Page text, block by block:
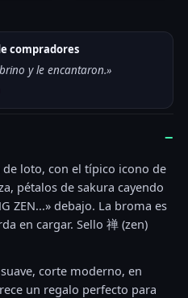
compradores
y le encantaron.»
−
loto, con el típico icono de
pétalos de sakura cayendo
ZEN...» debajo. La broma es
en cargar. Sello 禅 (zen)
corte moderno, en
un regalo perfecto para